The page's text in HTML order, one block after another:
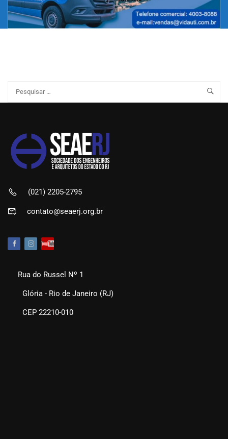
(021) 2205-2795
contato@seaerj.org.br
Rua do Russel Nº 1
Glória - Rio de Janeiro (RJ)
CEP 22210-010